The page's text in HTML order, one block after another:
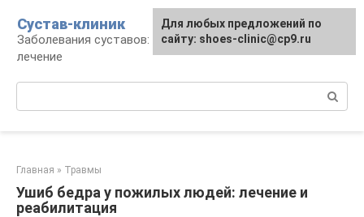
контенту
Сустав-клиник
Заболевания суставов: профилактика и
лечение
Главная » Травмы
Ушиб бедра у пожилых людей: лечение и
реабилитация
Для любых предложений по
сайту: shoes-clinic@cp9.ru